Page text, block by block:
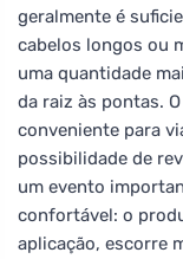
geralmente é
cabelos longos ou
uma quantidade
da raiz às pontas.
conveniente para
possibilidade de
um evento
confortável: o
aplicação, escorre